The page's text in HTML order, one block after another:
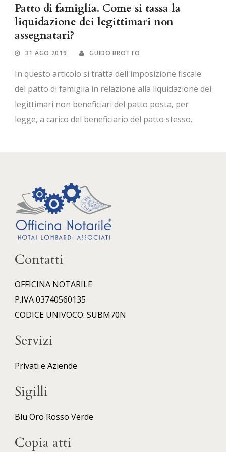
Patto di famiglia. Come si tassa la
liquidazione dei legittimari non
assegnatari?
31 AGO 2019 GUIDO BROTTO
In questo articolo si tratta dell'imposizione fiscale
del patto di famiglia in relazione alla liquidazione dei
legittimari non beneficiari del patto posta, per
legge, a carico del beneficiario del patto stesso.
Contatti
OFFICINA NOTARILE
P.IVA 03740560135
CODICE UNIVOCO: SUBM70N
Servizi
Privati e Aziende
Sigilli
Blu Oro Rosso Verde
Copia atti